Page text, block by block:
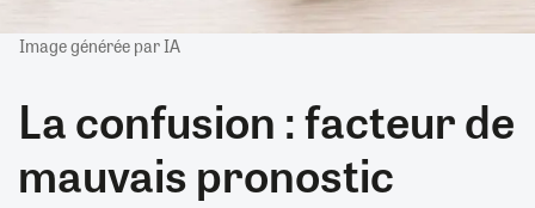
Image générée par IA
La confusion : facteur de
mauvais pronostic